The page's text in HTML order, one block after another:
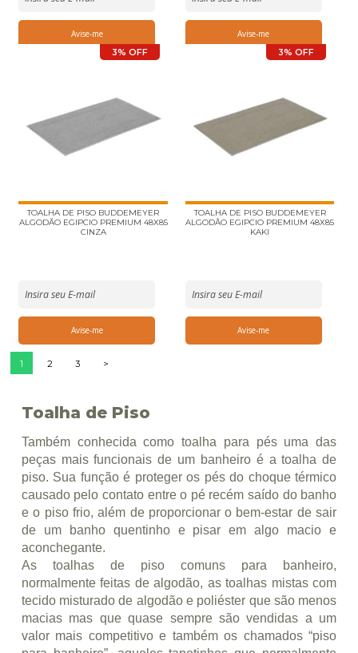
3% OFF
TOALHA DE PISO BUDDEMEYER
ALGODÃO EGIPCIO PREMIUM 48X85
CINZA
3% OFF
TOALHA DE PISO BUDDEMEYER
ALGODÃO EGIPCIO PREMIUM 48X85
KAKI
1 2 3 >
Toalha de Piso
Também conhecida como toalha para pés uma das
peças mais funcionais de um banheiro é a toalha de
piso. Sua função é proteger os pés do choque térmico
causado pelo contato entre o pé recém saído do banho
e o piso frio, além de proporcionar o bem-estar de sair
de um banho quentinho e pisar em algo macio e
aconchegante.
As toalhas de piso comuns para banheiro,
normalmente feitas de algodão, as toalhas mistas com
tecido misturado de algodão e poliéster que são menos
macias mas que quase sempre são vendidas a um
valor mais competitivo e também os chamados “piso